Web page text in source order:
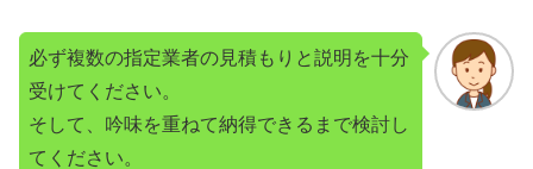
必ず複数の指定業者の見積もりと説明を十分
受けてください。
そして、吟味を重ねて納得できるまで検討し
てください。